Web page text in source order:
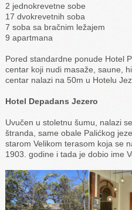
2 jednokrevetne sobe
17 dvokrevetnih soba
7 soba sa bračnim ležajem
9 apartmana
Pored standardne ponude Hotel
centar koji nudi masaže, saune,
centar nalazi na 50m u Hotelu
Hotel Depadans Jezero
Uvučen u stoletnu šumu, nalazi
štranda, same obale Palićkog
starom Velikom terasom koja se
1903. godine i tada je dobio ime